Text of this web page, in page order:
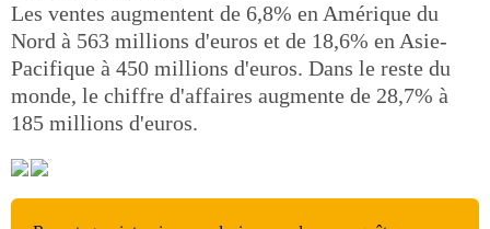
Les ventes augmentent de 6,8% en Amérique du
Nord à 563 millions d'euros et de 18,6% en Asie-
Pacifique à 450 millions d'euros. Dans le reste du
monde, le chiffre d'affaires augmente de 28,7% à
185 millions d'euros.